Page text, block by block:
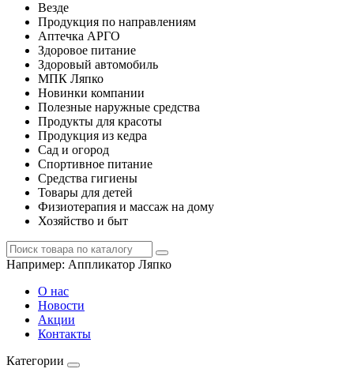
Везде
Продукция по направлениям
Аптечка АРГО
Здоровое питание
Здоровый автомобиль
МПК Ляпко
Новинки компании
Полезные наружные средства
Продукты для красоты
Продукция из кедра
Сад и огород
Спортивное питание
Средства гигиены
Товары для детей
Физиотерапия и массаж на дому
Хозяйство и быт
Например: Аппликатор Ляпко
О нас
Новости
Акции
Контакты
Категории